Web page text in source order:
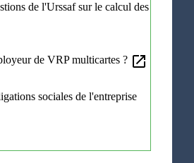
de l'Urssaf sur le calcul des
de VRP multicartes ? open_in_new
sociales de l'entreprise